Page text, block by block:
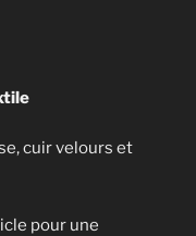
cuir velours et
pour une